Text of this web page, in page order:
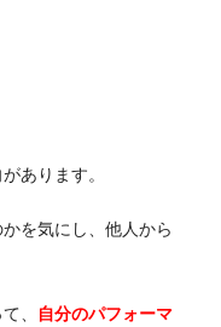
あります。
を気にし、他人から
、
自分のパフォーマ